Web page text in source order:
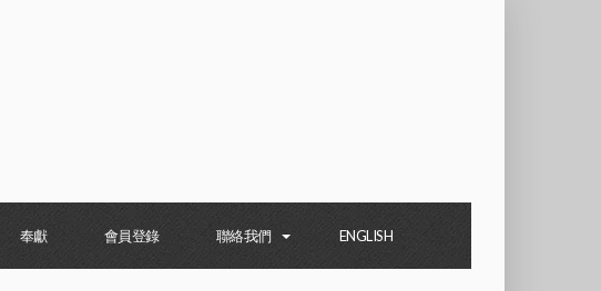
奉獻 會員登錄 聯絡我們 ENGLISH